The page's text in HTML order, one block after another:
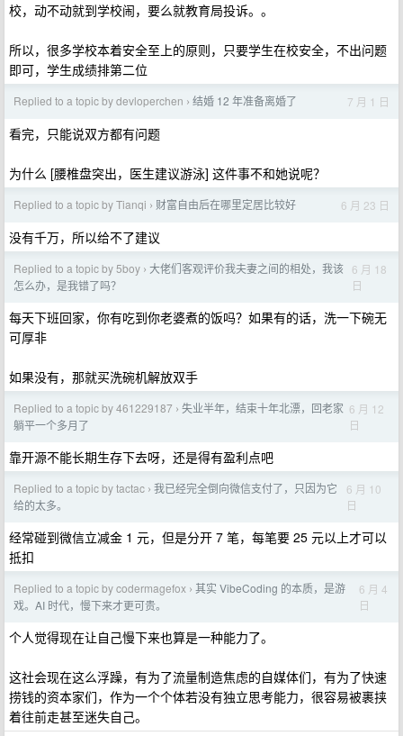
校，动不动就到学校闹，要么就教育局投诉。。
所以，很多学校本着安全至上的原则，只要学生在校安全，不出问题
即可，学生成绩排第二位
Replied to a topic by devloperchen › 结婚 12 年准备离婚了 7 月 1 日
看完，只能说双方都有问题
为什么 [腰椎盘突出，医生建议游泳] 这件事不和她说呢？
Replied to a topic by Tianqi › 财富自由后在哪里定居比较好 6 月 23 日
没有千万，所以给不了建议
Replied to a topic by 5boy › 大佬们客观评价我夫妻之间的相处，我该
怎么办，是我错了吗？
6 月 18
日
每天下班回家，你有吃到你老婆煮的饭吗？如果有的话，洗一下碗无
可厚非
如果没有，那就买洗碗机解放双手
Replied to a topic by 461229187 › 失业半年，结束十年北漂，回老家
躺平一个多月了
6 月 12
日
靠开源不能长期生存下去呀，还是得有盈利点吧
Replied to a topic by tactac › 我已经完全倒向微信支付了，只因为它
给的太多。
6 月 10
日
经常碰到微信立减金 1 元，但是分开 7 笔，每笔要 25 元以上才可以
抵扣
Replied to a topic by codermagefox › 其实 VibeCoding 的本质，是游
戏。AI 时代，慢下来才更可贵。
6 月 4
日
个人觉得现在让自己慢下来也算是一种能力了。
这社会现在这么浮躁，有为了流量制造焦虑的自媒体们，有为了快速
捞钱的资本家们，作为一个个体若没有独立思考能力，很容易被裹挟
着往前走甚至迷失自己。